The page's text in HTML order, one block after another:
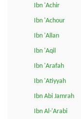
Ibn 'Achir
Ibn 'Achour
Ibn 'Allan
Ibn 'Aqil
Ibn 'Arafah
Ibn 'Atiyyah
Ibn Abi Jamrah
Ibn Al-'Arabi